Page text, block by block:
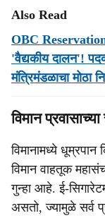
Also Read
OBC
'वैद्यकीय दालन'!
मंत्रिमंडळाचा मोठा
विमान
विमानामध्ये धूम्रपान
विमान वाहतूक
गुन्हा आहे. ई-
असतो, ज्यामुळे सर्व